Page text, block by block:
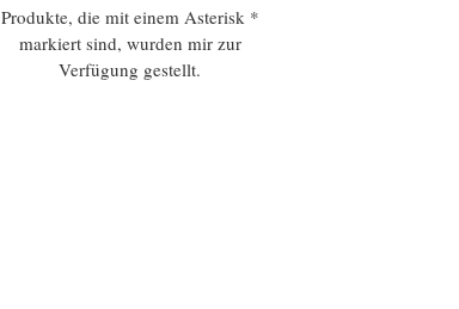
Produkte, die mit einem Asterisk *
markiert sind, wurden mir zur
Verfügung gestellt.